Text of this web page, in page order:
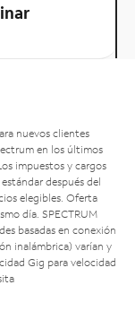
nuevos clientes
en los últimos
impuestos y cargos
después del
elegibles. Oferta
día. SPECTRUM
basadas en conexión
inalámbrica) varían y
Gig para velocidad